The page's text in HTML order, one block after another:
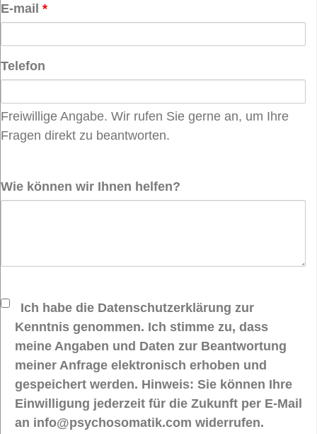
E-mail *
Telefon
Freiwillige Angabe. Wir rufen Sie gerne an, um Ihre
Fragen direkt zu beantworten.
Wie können wir Ihnen helfen?
Ich habe die Datenschutzerklärung zur
Kenntnis genommen. Ich stimme zu, dass
meine Angaben und Daten zur Beantwortung
meiner Anfrage elektronisch erhoben und
gespeichert werden. Hinweis: Sie können Ihre
Einwilligung jederzeit für die Zukunft per E-Mail
an info@psychosomatik.com widerrufen.